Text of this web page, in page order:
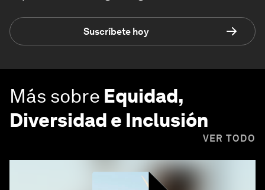
Suscríbete hoy
Más sobre Equidad,
Diversidad e Inclusión
VER TODO